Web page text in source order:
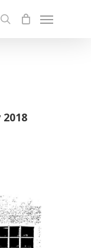
search
Menu